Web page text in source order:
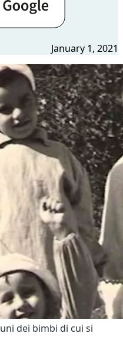
January 1, 2021
dei bimbi di cui si